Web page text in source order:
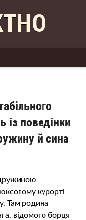
із поведінки
й сина
курорті
Там родина
відомого бopця